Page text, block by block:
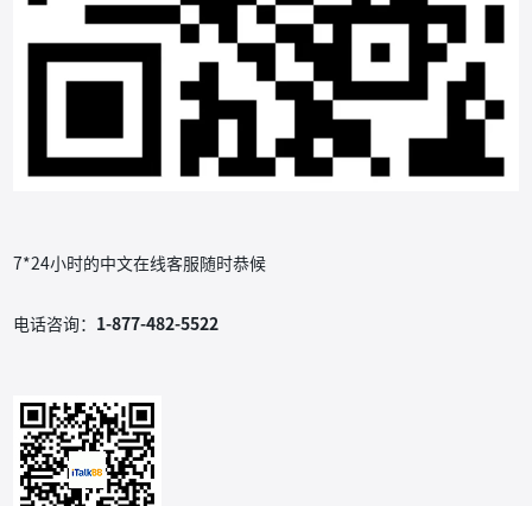
7*24小时的中文在线客服随时恭候
电话咨询： 1-877-482-5522